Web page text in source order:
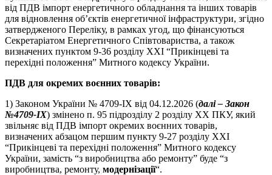
від ПДВ імпорт енергетичного обладнання та інших товарів
для відновлення об’єктів енергетичної інфраструктури, згідно
затвердженого Переліку, в рамках угод, що фінансуються
Секретаріатом Енергетичного Співтовариства, а також
визначених пунктом 9-36 розділу XXI “Прикінцеві та
перехідні положення” Митного кодексу України.
ПДВ для окремих воєнних товарів:
1) Законом України № 4709-IX від 04.12.2026 (далі – Закон
№4709-IX) змінено п. 95 підрозділу 2 розділу ХХ ПКУ, який
звільняє від ПДВ імпорт окремих воєнних товарів,
визначених абзацом першим пункту 9-27 розділу XXI
“Прикінцеві та перехідні положення” Митного кодексу
України, замість “з виробництва або ремонту” буде “з
виробництва, ремонту, модернізації“.